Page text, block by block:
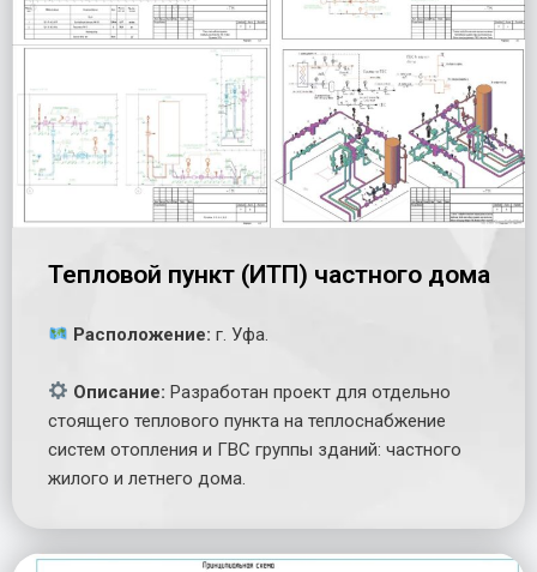
Тепловой пункт (ИТП) частного дома
Расположение: г. Уфа.
Описание: Разработан проект для отдельно
стоящего теплового пункта на теплоснабжение
систем отопления и ГВС группы зданий: частного
жилого и летнего дома.